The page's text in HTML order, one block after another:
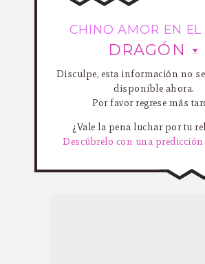
CHINO AMOR EN
DRAGÓN
Disculpe, esta información no
disponible ahora.
Por favor regrese más
¿Vale la pena luchar por tu
Descúbrelo con una predicción